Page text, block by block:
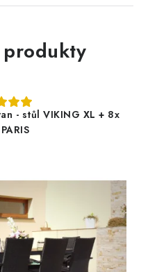
- stůl VIKING XL + 8x